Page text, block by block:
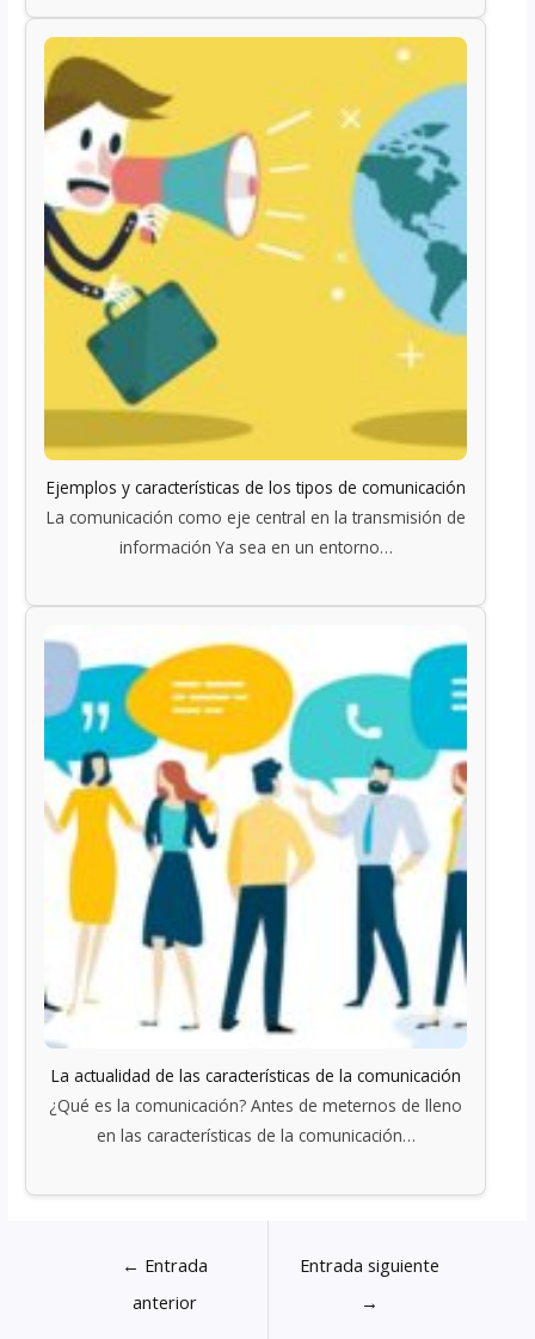
Ejemplos y características de los tipos de comunicación
La comunicación como eje central en la transmisión de
información Ya sea en un entorno…
La actualidad de las características de la comunicación
¿Qué es la comunicación? Antes de meternos de lleno
en las características de la comunicación…
← Entrada
anterior
Entrada siguiente
→